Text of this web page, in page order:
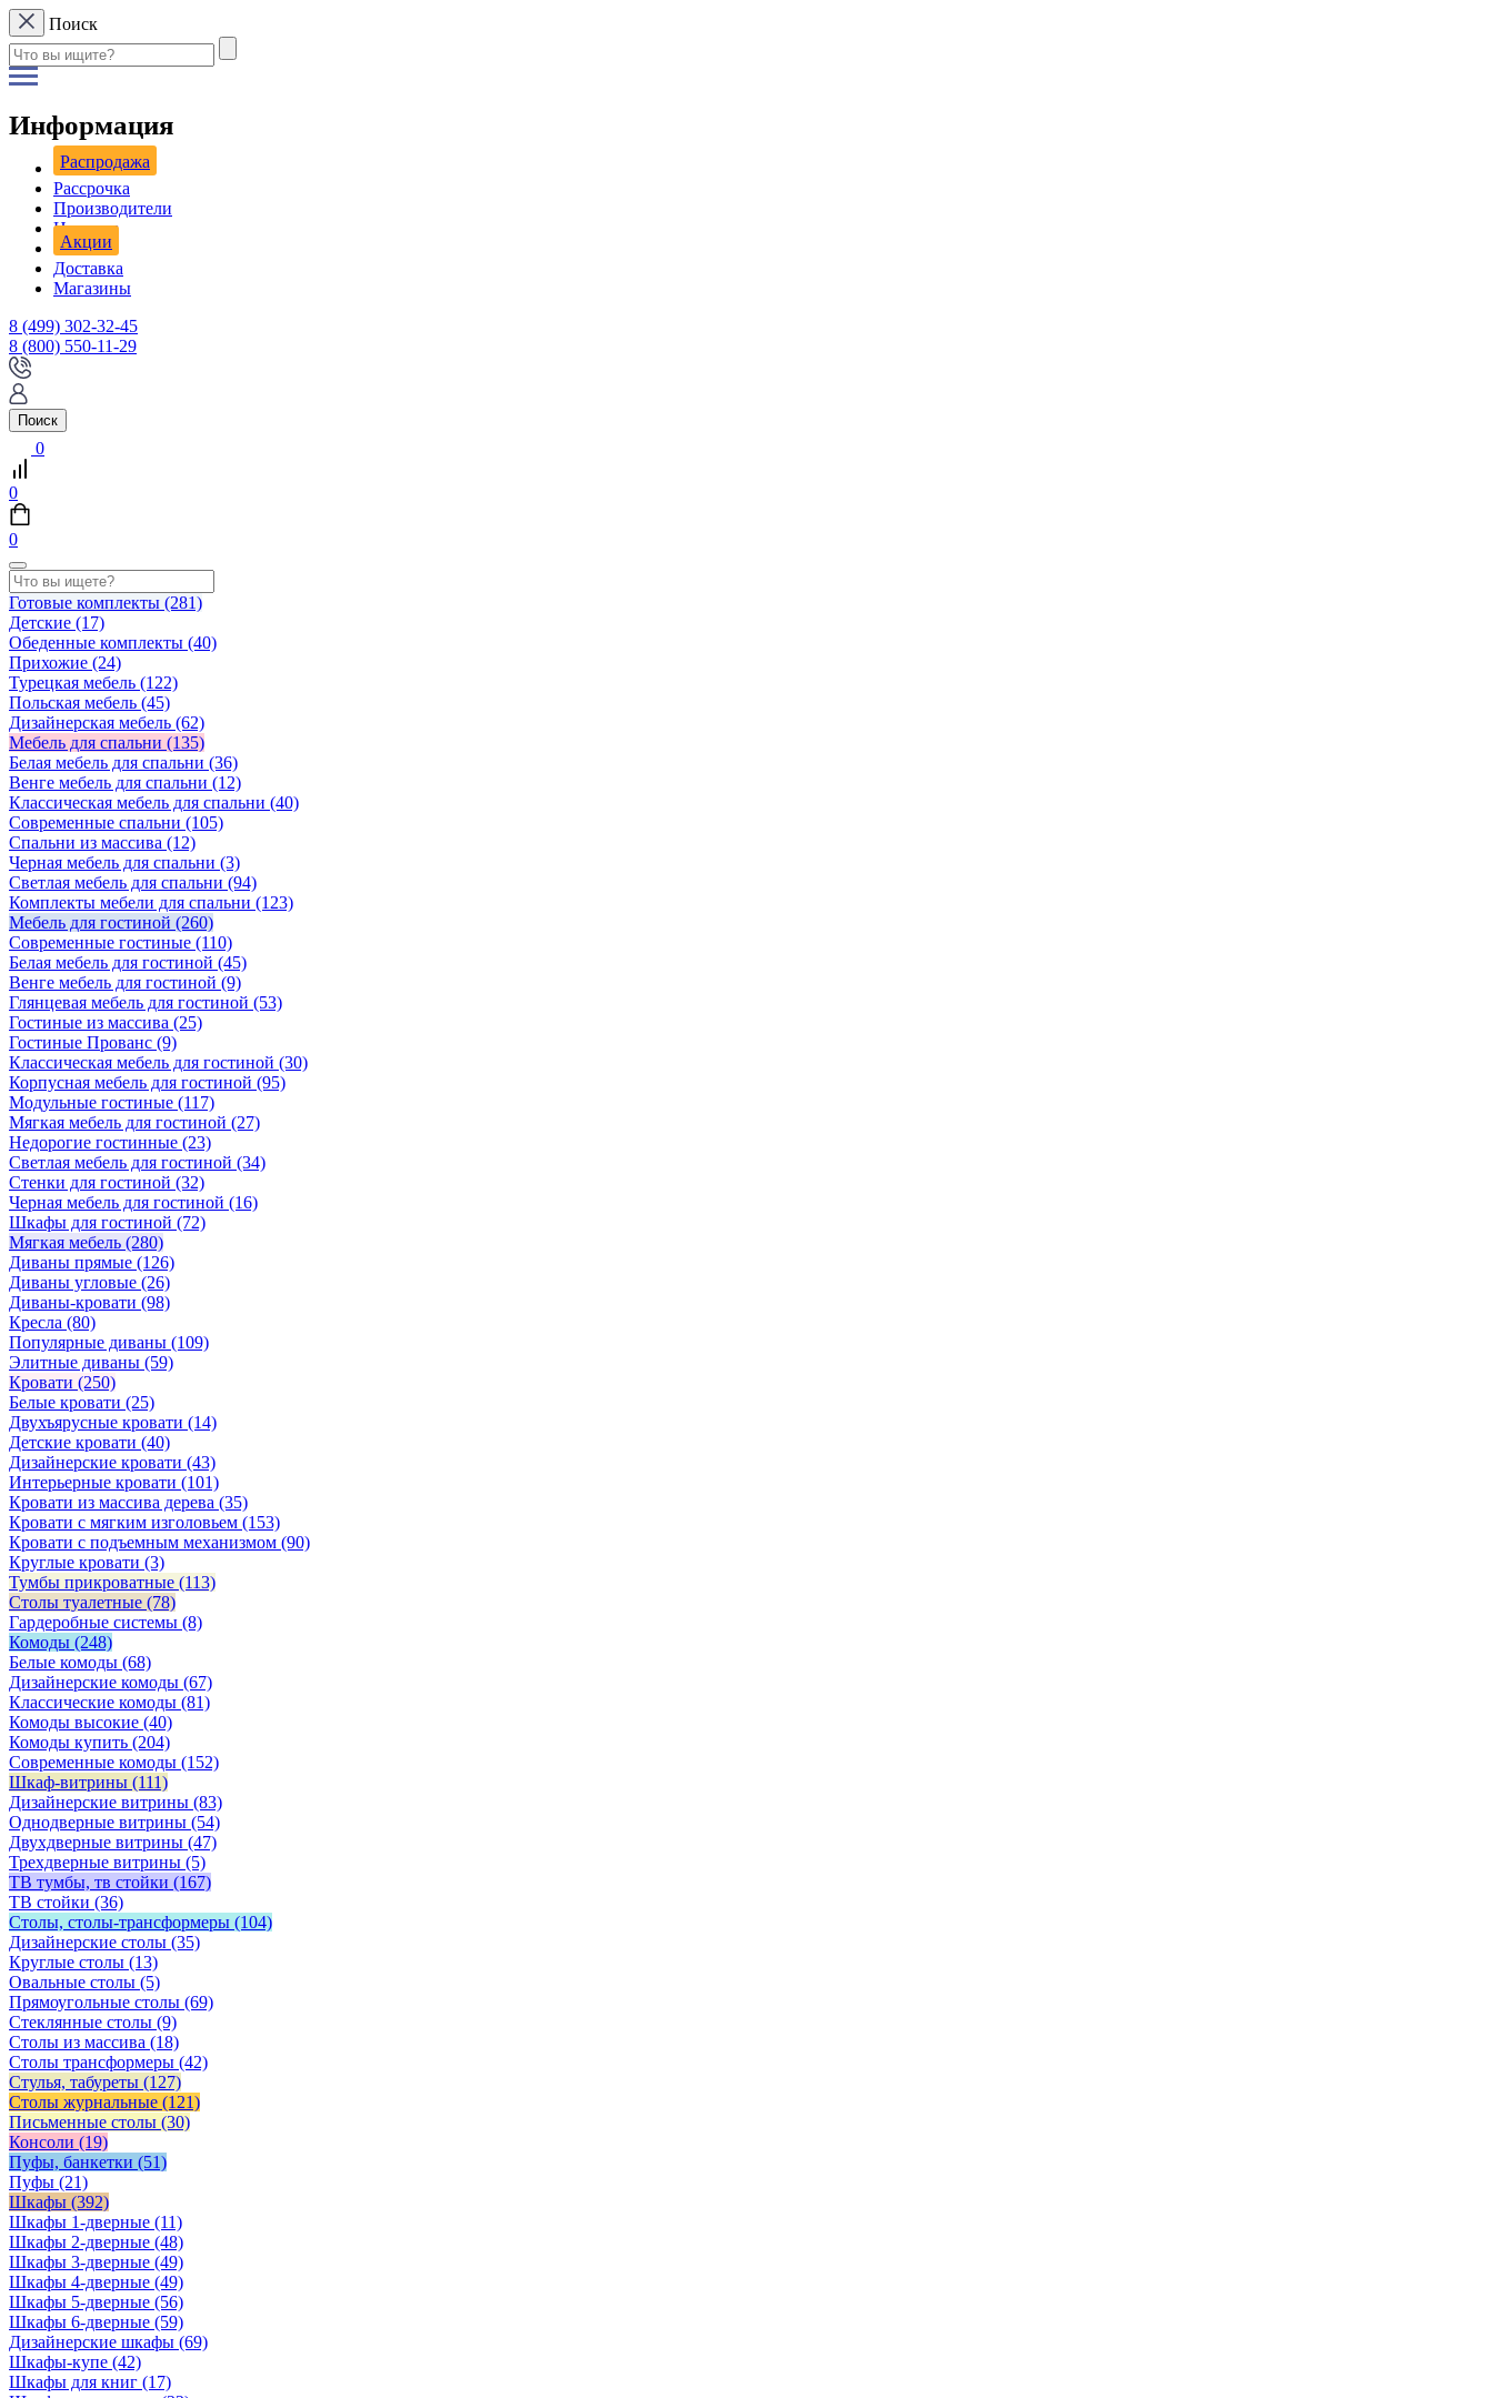
Поиск
Информация
Распродажа
Рассрочка
Производители
Новости
Акции
Доставка
Магазины
8 (499) 302-32-45
8 (800) 550-11-29
Поиск
0
0
0
Готовые комплекты (281)
Детские (17)
Обеденные комплекты (40)
Прихожие (24)
Турецкая мебель (122)
Польская мебель (45)
Дизайнерская мебель (62)
Мебель для спальни (135)
Белая мебель для спальни (36)
Венге мебель для спальни (12)
Классическая мебель для спальни (40)
Современные спальни (105)
Спальни из массива (12)
Черная мебель для спальни (3)
Светлая мебель для спальни (94)
Комплекты мебели для спальни (123)
Мебель для гостиной (260)
Современные гостиные (110)
Белая мебель для гостиной (45)
Венге мебель для гостиной (9)
Глянцевая мебель для гостиной (53)
Гостиные из массива (25)
Гостиные Прованс (9)
Классическая мебель для гостиной (30)
Корпусная мебель для гостиной (95)
Модульные гостиные (117)
Мягкая мебель для гостиной (27)
Недорогие гостинные (23)
Светлая мебель для гостиной (34)
Стенки для гостиной (32)
Черная мебель для гостиной (16)
Шкафы для гостиной (72)
Мягкая мебель (280)
Диваны прямые (126)
Диваны угловые (26)
Диваны-кровати (98)
Кресла (80)
Популярные диваны (109)
Элитные диваны (59)
Кровати (250)
Белые кровати (25)
Двухъярусные кровати (14)
Детские кровати (40)
Дизайнерские кровати (43)
Интерьерные кровати (101)
Кровати из массива дерева (35)
Кровати с мягким изголовьем (153)
Кровати с подъемным механизмом (90)
Круглые кровати (3)
Тумбы прикроватные (113)
Столы туалетные (78)
Гардеробные системы (8)
Комоды (248)
Белые комоды (68)
Дизайнерские комоды (67)
Классические комоды (81)
Комоды высокие (40)
Комоды купить (204)
Современные комоды (152)
Шкаф-витрины (111)
Дизайнерские витрины (83)
Однодверные витрины (54)
Двухдверные витрины (47)
Трехдверные витрины (5)
ТВ тумбы, тв стойки (167)
ТВ стойки (36)
Столы, столы-трансформеры (104)
Дизайнерские столы (35)
Круглые столы (13)
Овальные столы (5)
Прямоугольные столы (69)
Стеклянные столы (9)
Столы из массива (18)
Столы трансформеры (42)
Стулья, табуреты (127)
Столы журнальные (121)
Письменные столы (30)
Консоли (19)
Пуфы, банкетки (51)
Пуфы (21)
Шкафы (392)
Шкафы 1-дверные (11)
Шкафы 2-дверные (48)
Шкафы 3-дверные (49)
Шкафы 4-дверные (49)
Шкафы 5-дверные (56)
Шкафы 6-дверные (59)
Дизайнерские шкафы (69)
Шкафы-купе (42)
Шкафы для книг (17)